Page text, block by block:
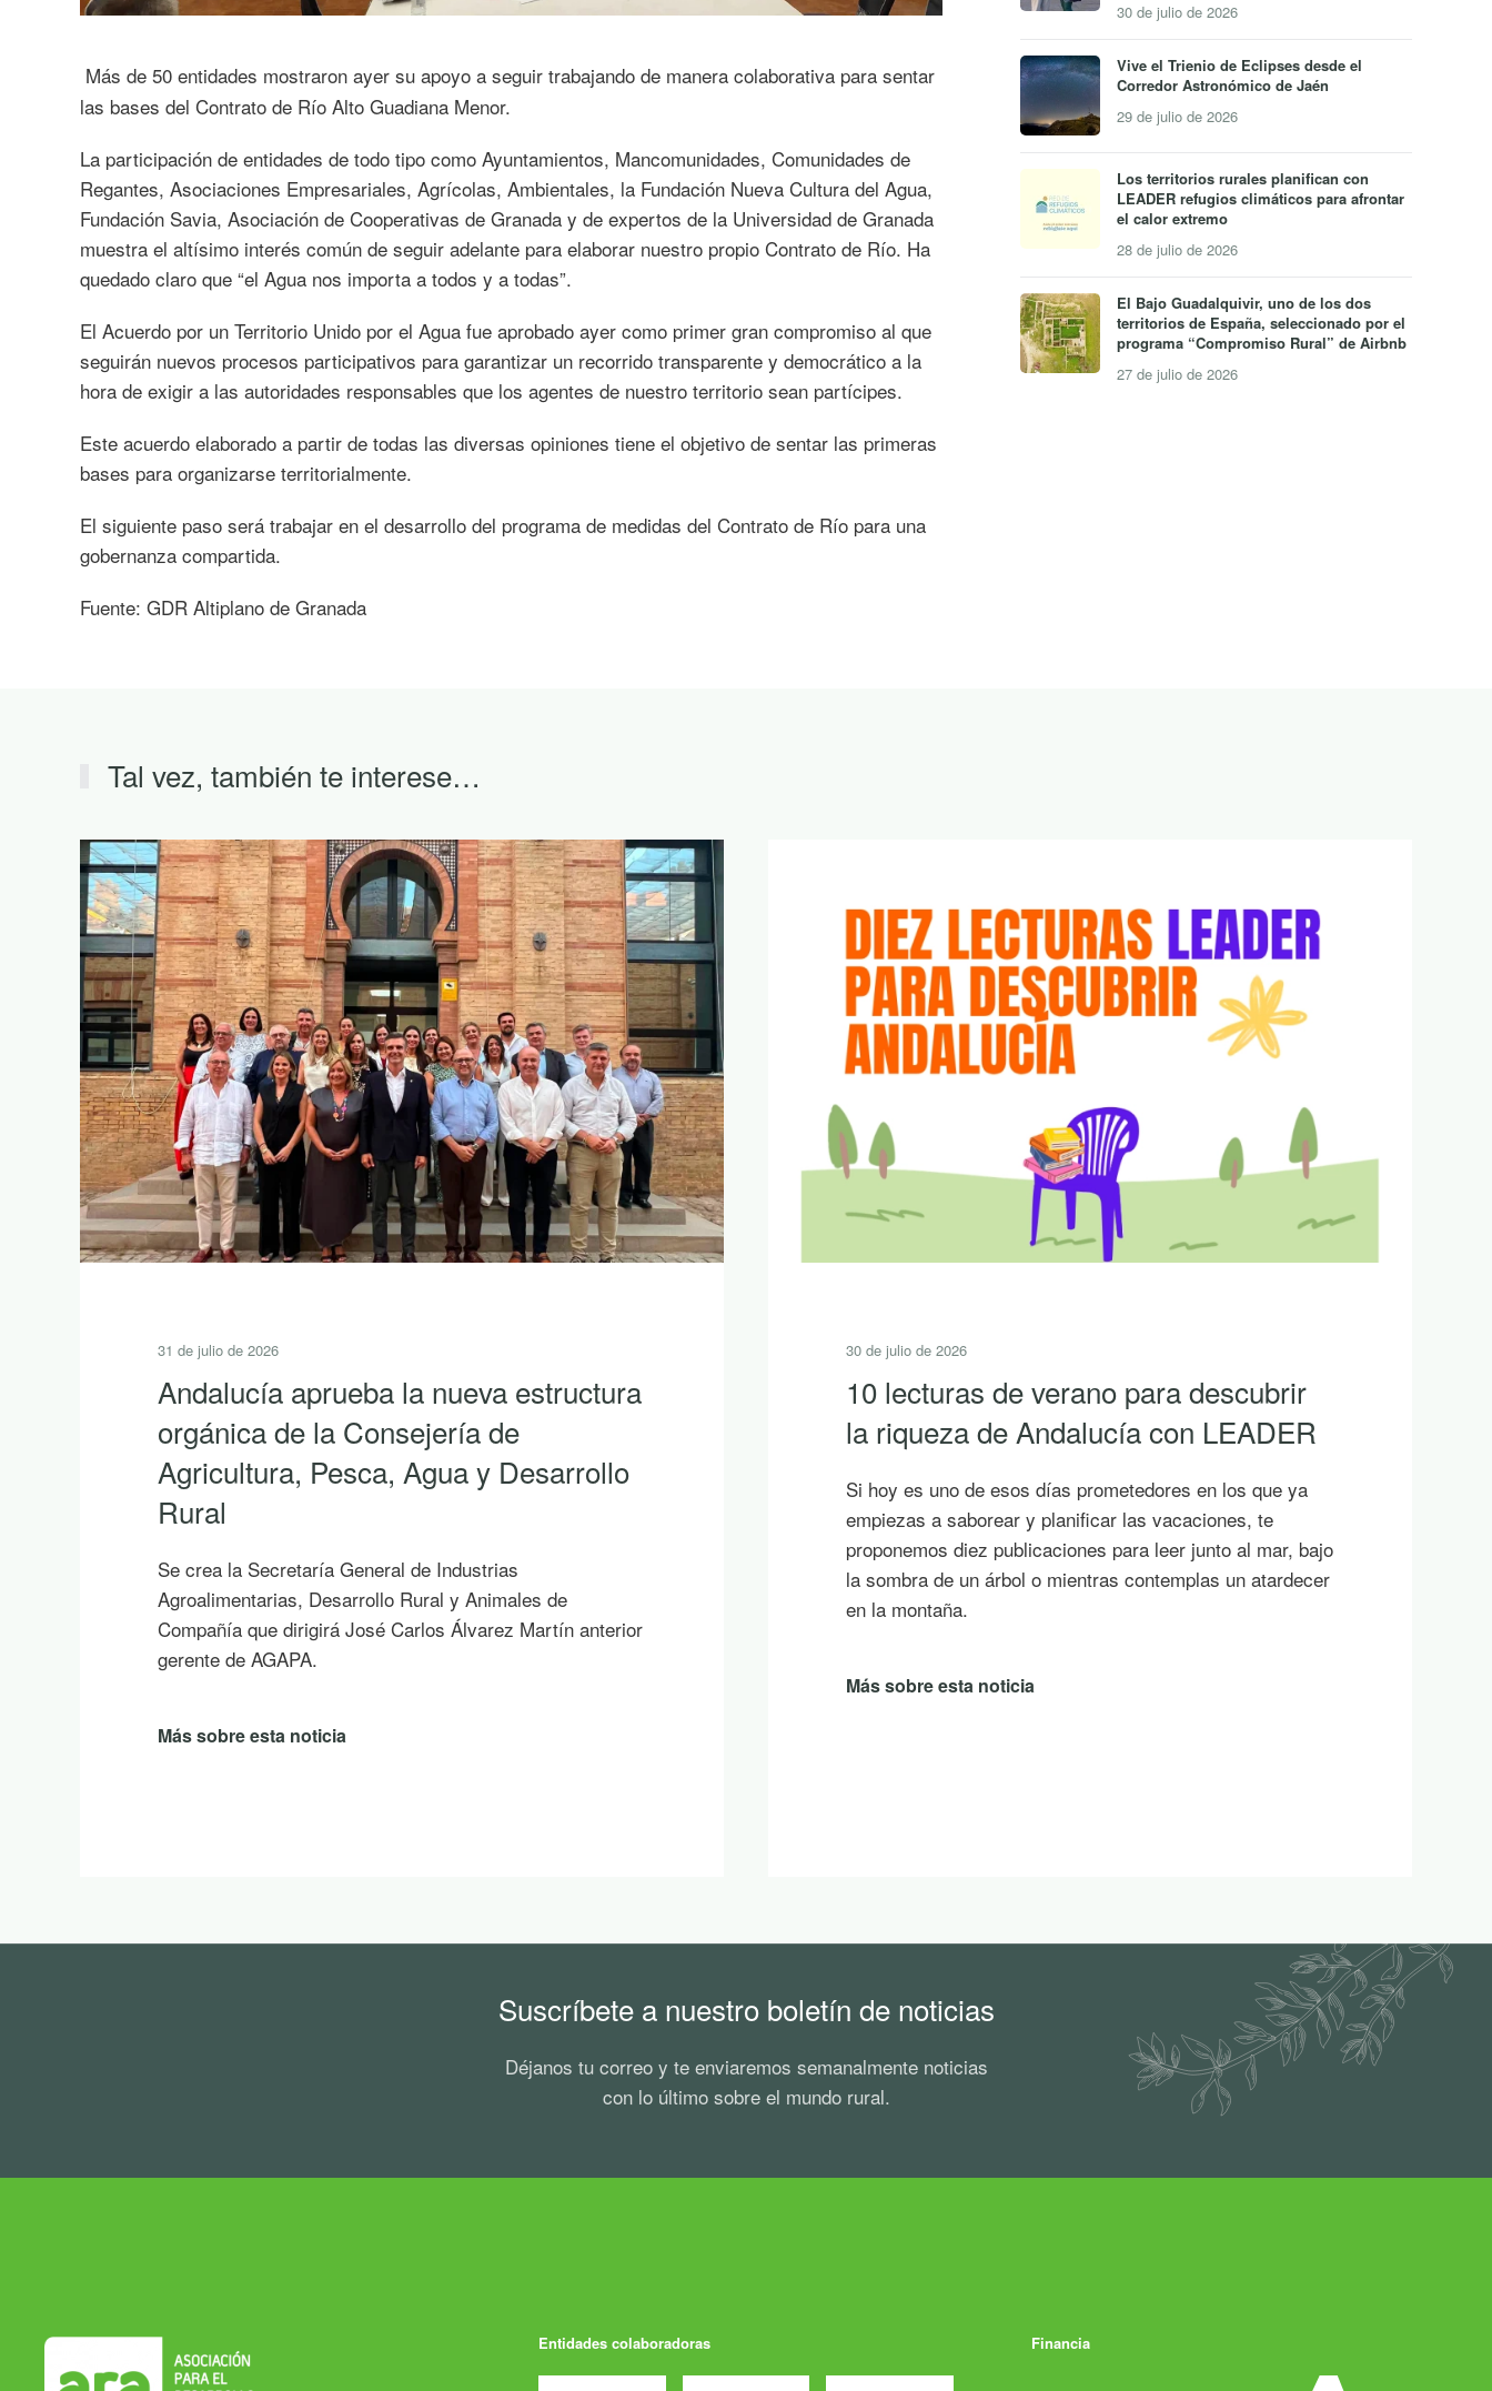
Más de 50 entidades mostraron ayer su apoyo a seguir trabajando de manera colaborativa para sentar
las bases del Contrato de Río Alto Guadiana Menor.
La participación de entidades de todo tipo como Ayuntamientos, Mancomunidades, Comunidades de
Regantes, Asociaciones Empresariales, Agrícolas, Ambientales, la Fundación Nueva Cultura del Agua,
Fundación Savia, Asociación de Cooperativas de Granada y de expertos de la Universidad de Granada
muestra el altísimo interés común de seguir adelante para elaborar nuestro propio Contrato de Río. Ha
quedado claro que “el Agua nos importa a todos y a todas”.
El Acuerdo por un Territorio Unido por el Agua fue aprobado ayer como primer gran compromiso al que
seguirán nuevos procesos participativos para garantizar un recorrido transparente y democrático a la
hora de exigir a las autoridades responsables que los agentes de nuestro territorio sean partícipes.
Este acuerdo elaborado a partir de todas las diversas opiniones tiene el objetivo de sentar las primeras
bases para organizarse territorialmente.
El siguiente paso será trabajar en el desarrollo del programa de medidas del Contrato de Río para una
gobernanza compartida.
Fuente: GDR Altiplano de Granada
30 de julio de 2026
Vive el Trienio de Eclipses desde el
Corredor Astronómico de Jaén
29 de julio de 2026
Los territorios rurales planifican con
LEADER refugios climáticos para afrontar
el calor extremo
28 de julio de 2026
El Bajo Guadalquivir, uno de los dos
territorios de España, seleccionado por el
programa “Compromiso Rural” de Airbnb
27 de julio de 2026
Tal vez, también te interese…
31 de julio de 2026
Andalucía aprueba la nueva estructura
orgánica de la Consejería de
Agricultura, Pesca, Agua y Desarrollo
Rural
Se crea la Secretaría General de Industrias
Agroalimentarias, Desarrollo Rural y Animales de
Compañía que dirigirá José Carlos Álvarez Martín anterior
gerente de AGAPA.
Más sobre esta noticia
30 de julio de 2026
10 lecturas de verano para descubrir
la riqueza de Andalucía con LEADER
Si hoy es uno de esos días prometedores en los que ya
empiezas a saborear y planificar las vacaciones, te
proponemos diez publicaciones para leer junto al mar, bajo
la sombra de un árbol o mientras contemplas un atardecer
en la montaña.
Más sobre esta noticia
Suscríbete a nuestro boletín de noticias
Déjanos tu correo y te enviaremos semanalmente noticias
con lo último sobre el mundo rural.
Entidades colaboradoras Financia